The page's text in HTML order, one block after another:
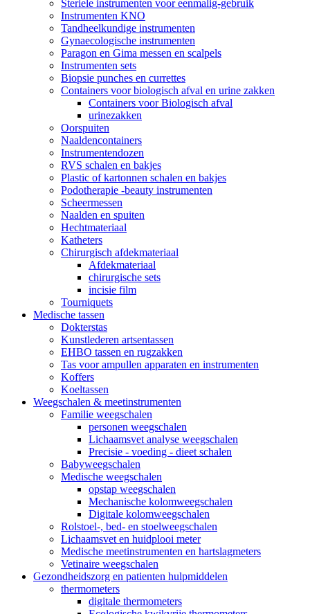
Steriele instrumenten voor eenmalig-gebruik
Instrumenten KNO
Tandheelkundige instrumenten
Gynaecologische instrumenten
Paragon en Gima messen en scalpels
Instrumenten sets
Biopsie punches en currettes
Containers voor biologisch afval en urine zakken
Containers voor Biologisch afval
urinezakken
Oorspuiten
Naaldencontainers
Instrumentendozen
RVS schalen en bakjes
Plastic of kartonnen schalen en bakjes
Podotherapie -beauty instrumenten
Scheermessen
Naalden en spuiten
Hechtmateriaal
Katheters
Chirurgisch afdekmateriaal
Afdekmateriaal
chirurgische sets
incisie film
Tourniquets
Medische tassen
Dokterstas
Kunstlederen artsentassen
EHBO tassen en rugzakken
Tas voor ampullen apparaten en instrumenten
Koffers
Koeltassen
Weegschalen & meetinstrumenten
Familie weegschalen
personen weegschalen
Lichaamsvet analyse weegschalen
Precisie - voeding - dieet schalen
Babyweegschalen
Medische weegschalen
opstap weegschalen
Mechanische kolomweegschalen
Digitale kolomweegschalen
Rolstoel-, bed- en stoelweegschalen
Lichaamsvet en huidplooi meter
Medische meetinstrumenten en hartslagmeters
Vetinaire weegschalen
Gezondheidszorg en patienten hulpmiddelen
thermometers
digitale thermometers